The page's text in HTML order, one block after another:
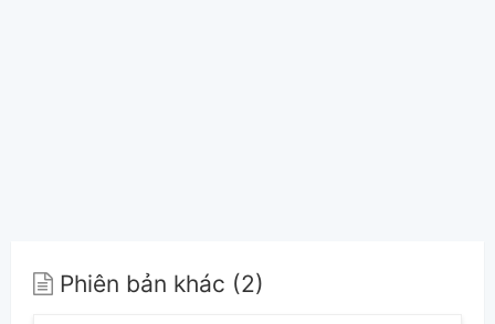
Phiên bản khác (2)